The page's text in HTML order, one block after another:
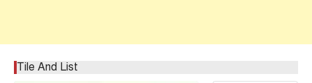
Tile And List